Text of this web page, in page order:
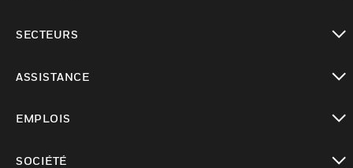
SECTEURS
ASSISTANCE
EMPLOIS
SOCIÉTÉ